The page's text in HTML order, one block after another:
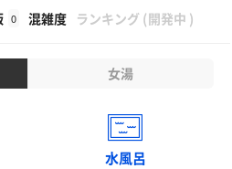
0 混雑度 ランキング (開発中 )
女湯
水風呂